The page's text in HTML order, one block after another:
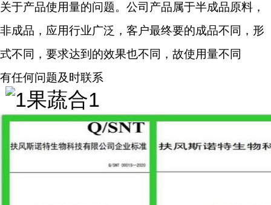
关于产品使用量的问题。公司产品属于半成品原料，
非成品，应用行业广泛，客户最终要的成品不同，形
式不同，要求达到的效果也不同，故使用量不同
有任何问题及时联系